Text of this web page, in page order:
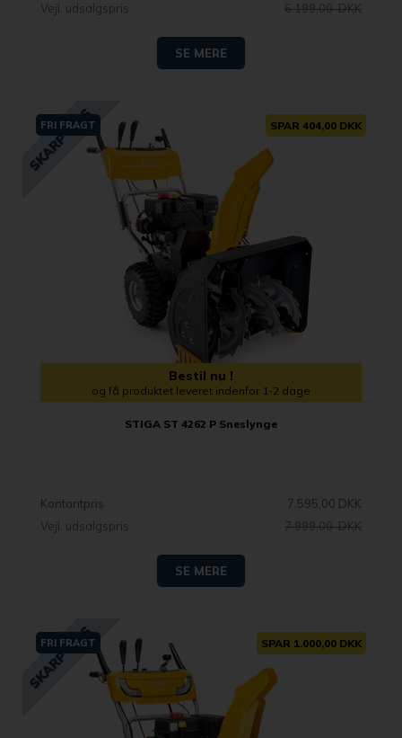
Vejl. udsalgspris 6.199,00 DKK
SE MERE
FRI FRAGT SPAR 404,00 DKK
Bestil nu !
og få produktet leveret indenfor 1-2 dage
STIGA ST 4262 P Sneslynge
Kontantpris
7.595,00 DKK
Vejl. udsalgspris
7.999,00 DKK
SE MERE
FRI FRAGT SPAR 1.000,00 DKK